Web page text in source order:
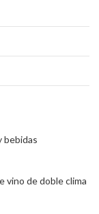
bebidas
vino de doble clima